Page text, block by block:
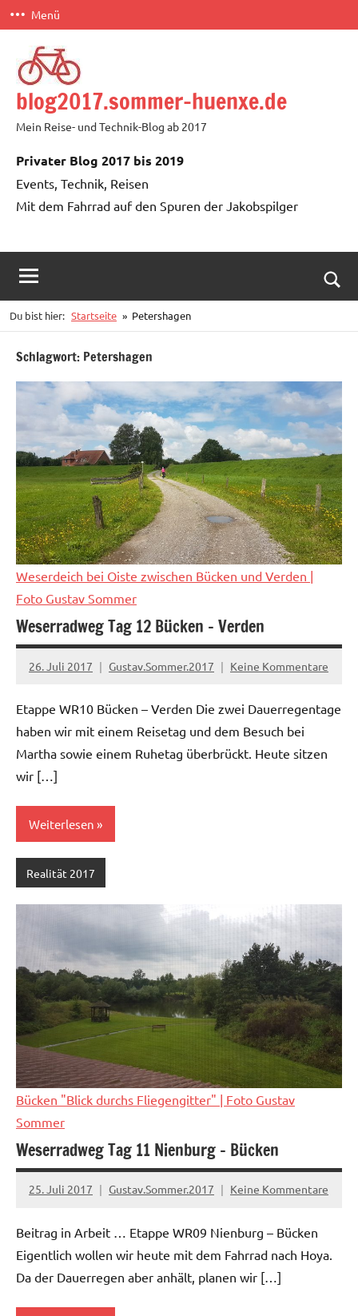
Zum
Inhalt
springen
Menü
blog2017.sommer-huenxe.de
Mein Reise- und Technik-Blog ab 2017
Privater Blog 2017 bis 2019
Events, Technik, Reisen
Mit dem Fahrrad auf den Spuren der Jakobspilger
Du bist hier: Startseite Petershagen
Schlagwort: Petershagen
Weserdeich bei Oiste zwischen Bücken und Verden |
Foto Gustav Sommer
Weserradweg Tag 12 Bücken – Verden
26. Juli 2017 Gustav.Sommer.2017 Keine Kommentare
Etappe WR10 Bücken – Verden Die zwei Dauerregentage
haben wir mit einem Reisetag und dem Besuch bei
Martha sowie einem Ruhetag überbrückt. Heute sitzen
wir […]
Weiterlesen
Realität 2017
Bücken "Blick durchs Fliegengitter" | Foto Gustav
Sommer
Weserradweg Tag 11 Nienburg – Bücken
25. Juli 2017 Gustav.Sommer.2017 Keine Kommentare
Beitrag in Arbeit … Etappe WR09 Nienburg – Bücken
Eigentlich wollen wir heute mit dem Fahrrad nach Hoya.
Da der Dauerregen aber anhält, planen wir […]